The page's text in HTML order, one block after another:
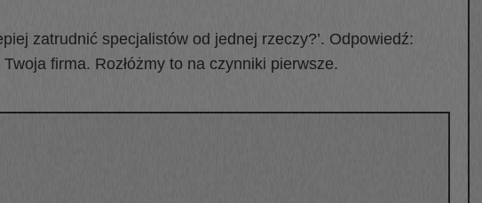
zatrudnić specjalistów od jednej rzeczy?’. Odpowiedź:
firma. Rozłóżmy to na czynniki pierwsze.